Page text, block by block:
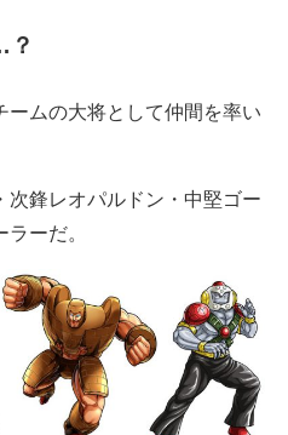
？
ームの大将として仲間を率い
次鋒レオパルドン・中堅ゴー
ーだ。